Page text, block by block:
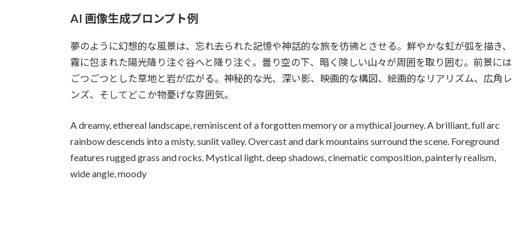
AI 画像生成プロンプト例
夢のように幻想的な風景は、忘れ去られた記憶や神話的な旅を彷彿とさせる。鮮やかな虹が弧を描き、
霧に包まれた陽光降り注ぐ谷へと降り注ぐ。曇り空の下、暗く険しい山々が周囲を取り囲む。前景には
ごつごつとした草地と岩が広がる。神秘的な光、深い影、映画的な構図、絵画的なリアリズム、広角レ
ンズ、そしてどこか物憂げな雰囲気。
A dreamy, ethereal landscape, reminiscent of a forgotten memory or a mythical journey. A brilliant, full arc
rainbow descends into a misty, sunlit valley. Overcast and dark mountains surround the scene. Foreground
features rugged grass and rocks. Mystical light, deep shadows, cinematic composition, painterly realism,
wide angle, moody